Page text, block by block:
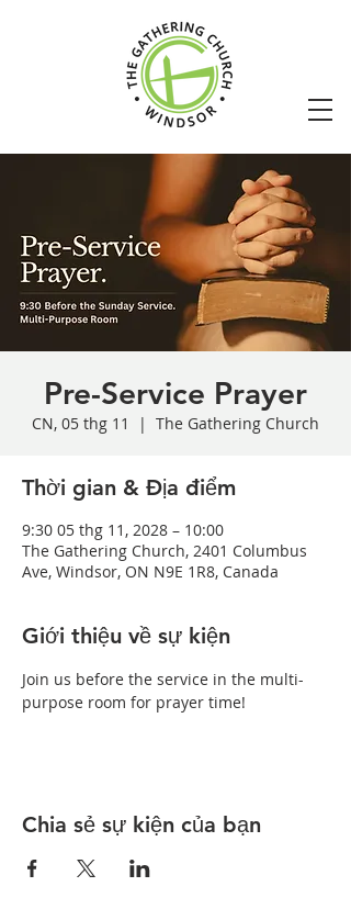
Pre-Service Prayer
CN, 05 thg 11
  |
The Gathering Church
Thời gian & Địa điểm
9:30 05 thg 11, 2028 – 10:00
The Gathering Church, 2401 Columbus
Ave, Windsor, ON N9E 1R8, Canada
Giới thiệu về sự kiện
Join us before the service in the multi-
purpose room for prayer time!
Chia sẻ sự kiện của bạn